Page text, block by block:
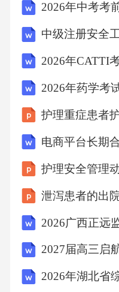
闲场域异化为劳动
时间进行“殖民化”
质。B．平台推送精
度交流，评价较为
点，“观看劳动”非
统一，反而造成了
异化劳动形态。D．
指出了其在形式上
本质上的剥削性，
根据原文内容，在
当的短语，每处不
论等行为表面是休
2026年CATTI
2026年药学考
护理重症患者
电商平台长期
护理安全管理
泄泻患者的出